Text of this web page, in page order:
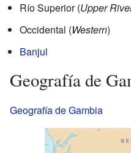
Río Superior (Upper
Occidental (Western)
Banjul
Geografía de
Geografía de Gambia